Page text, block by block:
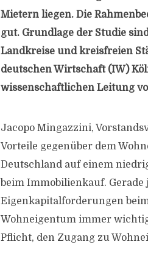
Mietern liegen. Die
gut. Grundlage der Studie
Landkreise und kreisfreien
deutschen Wirtschaft (IW)
wissenschaftlichen Leitung
Jacopo Mingazzini,
Vorteile gegenüber dem
Deutschland auf einem
beim Immobilienkauf.
Eigenkapitalforderungen
Wohneigentum immer
Pflicht, den Zugang zu